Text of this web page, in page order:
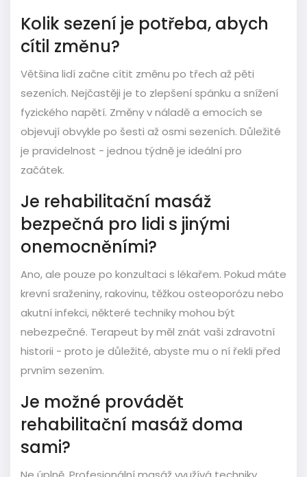
Kolik sezení je potřeba, abych
cítil změnu?
Většina lidí začne cítit změnu po třech až pěti
sezeních. Nejčastěji je to zlepšení spánku a snížení
fyzického napětí. Změny v náladě a emocích se
objevují obvykle po šesti až osmi sezeních. Důležité
je pravidelnost - jednou týdně je ideální pro
začátek.
Je rehabilitační masáž
bezpečná pro lidi s jinými
onemocněními?
Ano, ale pouze po konzultaci s lékařem. Pokud máte
krevní sraženiny, rakovinu, těžkou osteoporózu nebo
akutní infekci, některé techniky mohou být
nebezpečné. Terapeut by měl znát vaši zdravotní
historii - proto je důležité, abyste mu o ní řekli před
prvním sezením.
Je možné provádět
rehabilitační masáž doma
sami?